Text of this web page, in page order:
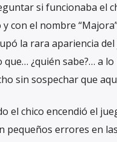
si funcionaba el
y con el nombre
la rara apariencia
que… ¿quién sabe?… a
sin sospechar que
el chico encendió el
pequeños errores en